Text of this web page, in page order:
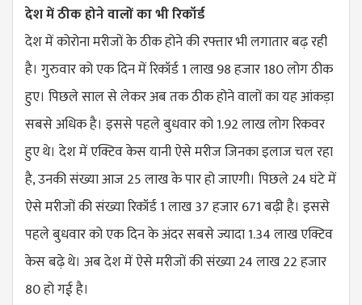
देश में ठीक होने वालों का भी रिकॉर्ड
देश में कोरोना मरीजों के ठीक होने की रफ्तार भी लगातार बढ़ रही
है। गुरुवार को एक दिन में रिकॉर्ड 1 लाख 98 हजार 180 लोग ठीक
हुए। पिछले साल से लेकर अब तक ठीक होने वालों का यह आंकड़ा
सबसे अधिक है। इससे पहले बुधवार को 1.92 लाख लोग रिकवर
हुए थे। देश में एक्टिव केस यानी ऐसे मरीज जिनका इलाज चल रहा
है, उनकी संख्या आज 25 लाख के पार हो जाएगी। पिछले 24 घंटे में
ऐसे मरीजों की संख्या रिकॉर्ड 1 लाख 37 हजार 671 बढ़ी है। इससे
पहले बुधवार को एक दिन के अंदर सबसे ज्यादा 1.34 लाख एक्टिव
केस बढ़े थे। अब देश में ऐसे मरीजों की संख्या 24 लाख 22 हजार
80 हो गई है।